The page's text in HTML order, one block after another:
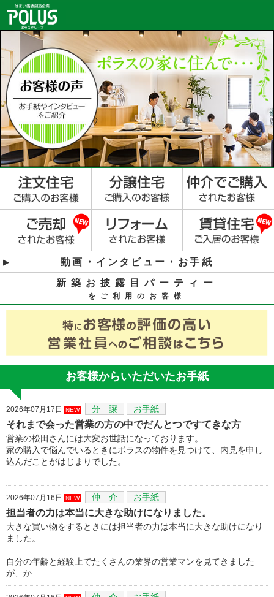
動画・インタビュー・お手紙
新築お披露目パーティー
をご利用のお客様
お客様からいただいたお手紙
2026年07月17日 NEW 分 譲 お手紙
それまで会った営業の方の中でだんとつですてきな方
営業の松田さんには大変お世話になっております。
家の購入で悩んでいるときにポラスの物件を見つけて、内見を申し
込んだことがはじまりでした。
2026年07月16日 NEW 仲 介 お手紙
担当者の力は本当に大きな助けになりました。
大きな買い物をするときには担当者の力は本当に大きな助けになり
ました。
自分の年齢と経験上でたくさんの業界の営業マンを見てきました
が、か…